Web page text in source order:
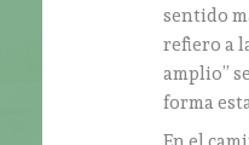
sentido
refiero a
amplio”
forma